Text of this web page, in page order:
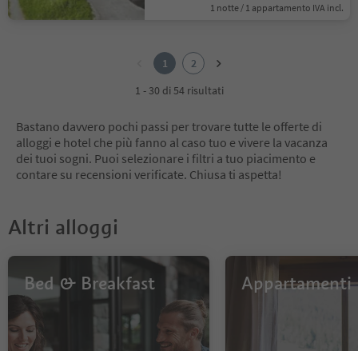
1 notte / 1 appartamento IVA incl.
1
2
1 - 30 di 54 risultati
Bastano davvero pochi passi per trovare tutte le offerte di
alloggi e hotel che più fanno al caso tuo e vivere la vacanza
dei tuoi sogni. Puoi selezionare i filtri a tuo piacimento e
contare su recensioni verificate. Chiusa ti aspetta!
Altri alloggi
Bed & Breakfast Appartamenti